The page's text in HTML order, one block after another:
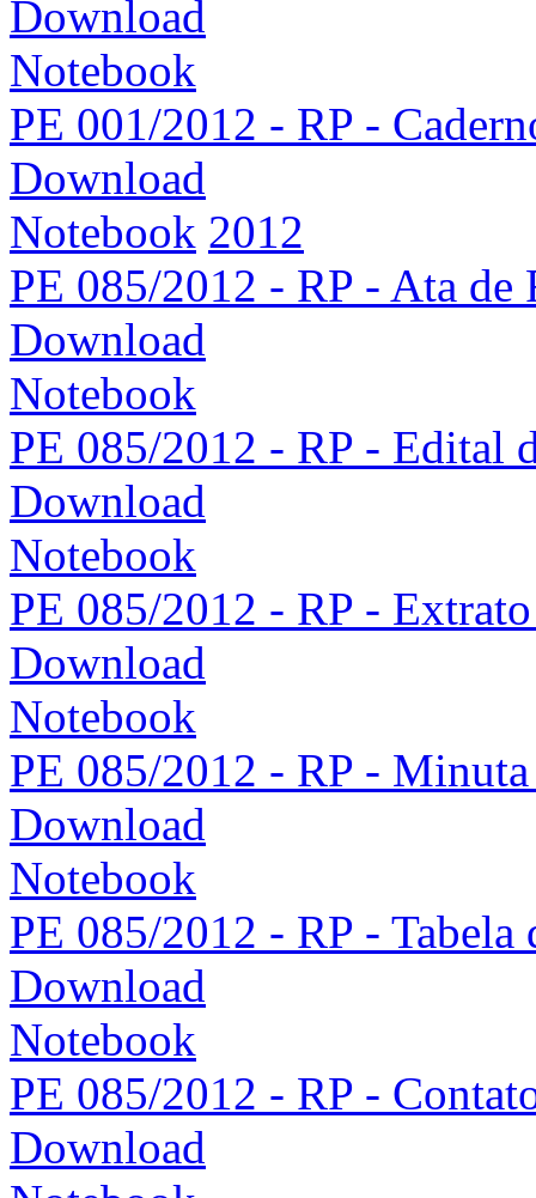
Download
Notebook
PE 001/2012 - RP -
Download
Notebook 2012
PE 085/2012 - RP - Ata de
Download
Notebook
PE 085/2012 - RP - Edital
Download
Notebook
PE 085/2012 - RP - Extrato
Download
Notebook
PE 085/2012 - RP -
Download
Notebook
PE 085/2012 - RP - Tabela
Download
Notebook
PE 085/2012 - RP -
Download